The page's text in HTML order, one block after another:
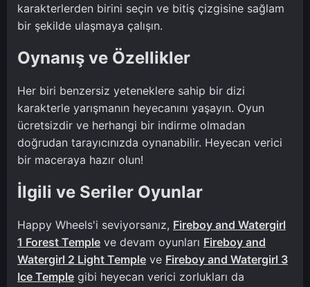
karakterlerden birini seçin ve bitiş çizgisine sağlam
bir şekilde ulaşmaya çalışın.
Oynanış ve Özellikler
Her biri benzersiz yeteneklere sahip bir dizi
karakterle yarışmanın heyecanını yaşayın. Oyun
ücretsizdir ve herhangi bir indirme olmadan
doğrudan tarayıcınızda oynanabilir. Heyecan verici
bir maceraya hazır olun!
İlgili ve Seriler Oyunlar
Happy Wheels'i seviyorsanız, Fireboy and Watergirl
1 Forest Temple ve devam oyunları Fireboy and
Watergirl 2 Light Temple ve Fireboy and Watergirl 3
Ice Temple gibi heyecan verici zorlukları da